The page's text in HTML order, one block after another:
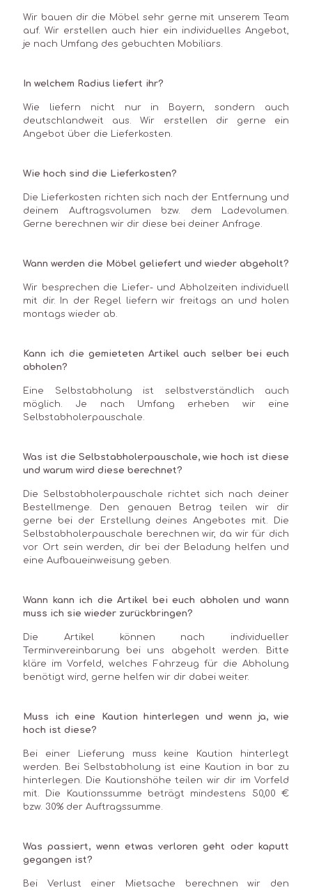
Wir bauen dir die Möbel sehr gerne mit unserem Team
auf. Wir erstellen auch hier ein individuelles Angebot,
je nach Umfang des gebuchten Mobiliars.
In welchem Radius liefert ihr?
Wie liefern nicht nur in Bayern, sondern auch
deutschlandweit aus. Wir erstellen dir gerne ein
Angebot über die Lieferkosten.
Wie hoch sind die Lieferkosten?
Die Lieferkosten richten sich nach der Entfernung und
deinem Auftragsvolumen bzw. dem Ladevolumen.
Gerne berechnen wir dir diese bei deiner Anfrage.
Wann werden die Möbel geliefert und wieder abgeholt?
Wir besprechen die Liefer- und Abholzeiten individuell
mit dir. In der Regel liefern wir freitags an und holen
montags wieder ab.
Kann ich die gemieteten Artikel auch selber bei euch
abholen?
Eine Selbstabholung ist selbstverständlich auch
möglich. Je nach Umfang erheben wir eine
Selbstabholerpauschale.
Was ist die Selbstabholerpauschale, wie hoch ist diese
und warum wird diese berechnet?
Die Selbstabholerpauschale richtet sich nach deiner
Bestellmenge. Den genauen Betrag teilen wir dir
gerne bei der Erstellung deines Angebotes mit. Die
Selbstabholerpauschale berechnen wir, da wir für dich
vor Ort sein werden, dir bei der Beladung helfen und
eine Aufbaueinweisung geben.
Wann kann ich die Artikel bei euch abholen und wann
muss ich sie wieder zurückbringen?
Die Artikel können nach individueller
Terminvereinbarung bei uns abgeholt werden. Bitte
kläre im Vorfeld, welches Fahrzeug für die Abholung
benötigt wird, gerne helfen wir dir dabei weiter.
Muss ich eine Kaution hinterlegen und wenn ja, wie
hoch ist diese?
Bei einer Lieferung muss keine Kaution hinterlegt
werden. Bei Selbstabholung ist eine Kaution in bar zu
hinterlegen. Die Kautionshöhe teilen wir dir im Vorfeld
mit. Die Kautionssumme beträgt mindestens 50,00 €
bzw. 30% der Auftragssumme.
Was passiert, wenn etwas verloren geht oder kaputt
gegangen ist?
Bei Verlust einer Mietsache berechnen wir den